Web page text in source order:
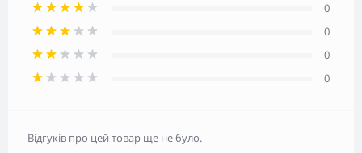
0
0
0
0
Відгуків про цей товар ще не було.